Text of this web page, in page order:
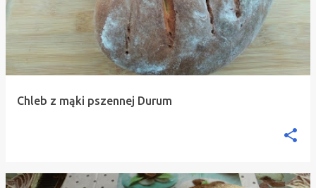
Chleb z mąki pszennej Durum